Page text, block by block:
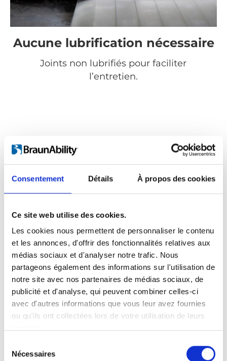
Consentement Détails À propos des cookies
Ce site web utilise des cookies.
Les cookies nous permettent de personnaliser le contenu
et les annonces, d'offrir des fonctionnalités relatives aux
médias sociaux et d'analyser notre trafic. Nous
partageons également des informations sur l'utilisation de
notre site avec nos partenaires de médias sociaux, de
publicité et d'analyse, qui peuvent combiner celles-ci
avec d'autres informations que vous leur avez fournies
ou qu'ils ont collectées lors de votre utilisation de leurs
Nécessaires
Aucune lubrification nécessaire
Joints non lubrifiés pour faciliter
l’entretien.
Photo montrant un ancien modèle de rampes BGR.
2 ou 3 sections
Une rampe en 3 sections est 30 % plus
longue qu’une rampe en 2 sections, pour
une même hauteur une fois repliée. Cela
est très utile lorsque la hauteur du